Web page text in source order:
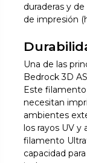
duraderas y
de impresión
Una de las
Bedrock 3D
Este
necesitan
ambientes
los rayos UV y
filamento
capacidad